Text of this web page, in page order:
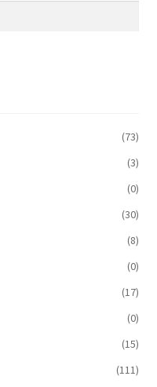
(73)
(3)
(0)
(30)
(8)
(0)
(17)
(0)
(15)
(111)